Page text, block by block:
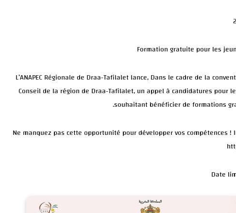
L’ANAPEC Régionale de Draa-Tafilalet lance, Dans le cadre de la
Conseil de la région de Draa-Tafilalet, un appel à candidatures pour
souhaitant bénéficier de formations
✨ Ne manquez pas cette opportunité pour développer vos compétences